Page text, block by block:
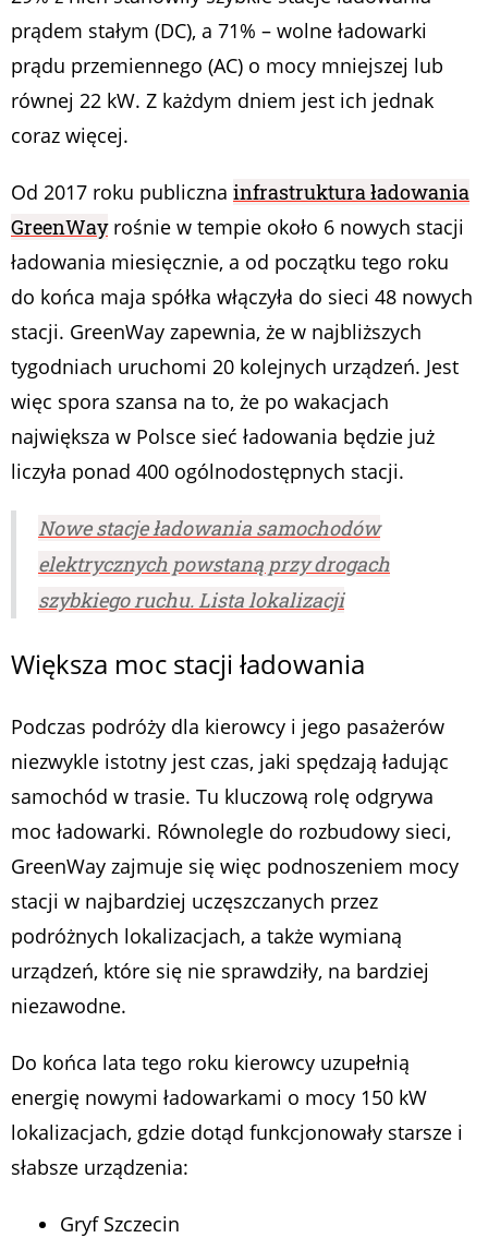
prądem stałym (DC), a 71% – wolne ładowarki
prądu przemiennego (AC) o mocy mniejszej lub
równej 22 kW. Z każdym dniem jest ich jednak
coraz więcej.
Od 2017 roku publiczna infrastruktura ładowania
GreenWayrośnie w tempie około 6 nowych stacji
ładowania miesięcznie, a od początku tego roku
do końca maja spółka włączyła do sieci 48 nowych
stacji. GreenWay zapewnia, że w najbliższych
tygodniach uruchomi 20 kolejnych urządzeń. Jest
więc spora szansa na to, że po wakacjach
największa w Polsce sieć ładowania będzie już
liczyła ponad 400 ogólnodostępnych stacji.
Nowe stacje ładowania samochodów
elektrycznych powstaną przy drogach
szybkiego ruchu. Lista lokalizacji
Większa moc stacji ładowania
Podczas podróży dla kierowcy i jego pasażerów
niezwykle istotny jest czas, jaki spędzają ładując
samochód w trasie. Tu kluczową rolę odgrywa
moc ładowarki. Równolegle do rozbudowy sieci,
GreenWay zajmuje się więc podnoszeniem mocy
stacji w najbardziej uczęszczanych przez
podróżnych lokalizacjach, a także wymianą
urządzeń, które się nie sprawdziły, na bardziej
niezawodne.
Do końca lata tego roku kierowcy uzupełnią
energię nowymi ładowarkami o mocy 150 kW
lokalizacjach, gdzie dotąd funkcjonowały starsze i
słabsze urządzenia:
Gryf Szczecin